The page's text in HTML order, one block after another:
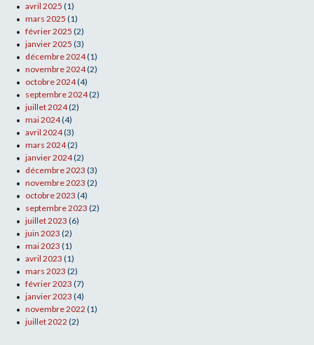
avril 2025 (1)
mars 2025 (1)
février 2025 (2)
janvier 2025 (3)
décembre 2024(1)
novembre 2024(2)
octobre 2024(4)
septembre 2024(2)
juillet 2024(2)
mai 2024(4)
avril 2024(3)
mars 2024(2)
janvier 2024(2)
décembre 2023 (3)
novembre 2023 (2)
octobre 2023 (4)
septembre 2023 (2)
juillet 2023 (6)
juin 2023 (2)
mai 2023 (1)
avril 2023 (1)
mars 2023 (2)
février 2023 (7)
janvier 2023 (4)
novembre 2022 (1)
juillet 2022 (2)